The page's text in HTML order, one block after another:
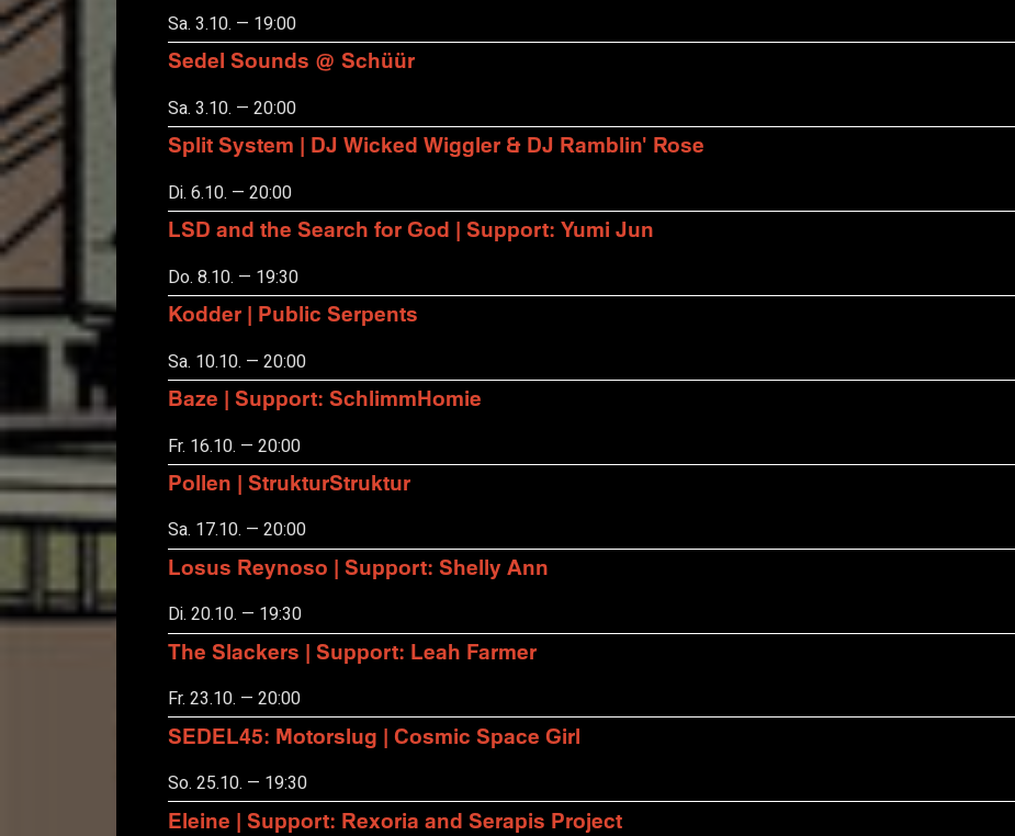
Sa. 3.10. — 19:00
Sedel Sounds @ Schüür
Sa. 3.10. — 20:00
Split System | DJ Wicked Wiggler & DJ Ramblin' Rose
Di. 6.10. — 20:00
LSD and the Search for God | Support: Yumi Jun
Do. 8.10. — 19:30
Kodder | Public Serpents
Sa. 10.10. — 20:00
Baze | Support: SchlimmHomie
Fr. 16.10. — 20:00
Pollen | StrukturStruktur
Sa. 17.10. — 20:00
Losus Reynoso | Support: Shelly Ann
Di. 20.10. — 19:30
The Slackers | Support: Leah Farmer
Fr. 23.10. — 20:00
SEDEL45: Motorslug | Cosmic Space Girl
So. 25.10. — 19:30
Eleine | Support: Rexoria and Serapis Project